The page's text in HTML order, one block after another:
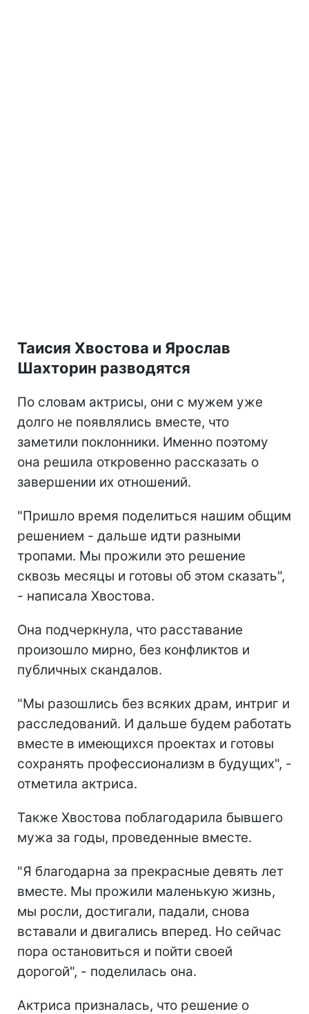
Таисия Хвостова и Ярослав
Шахторин разводятся
По словам актрисы, они с мужем уже
долго не появлялись вместе, что
заметили поклонники. Именно поэтому
она решила откровенно рассказать о
завершении их отношений.
"Пришло время поделиться нашим общим
решением - дальше идти разными
тропами. Мы прожили это решение
сквозь месяцы и готовы об этом сказать",
- написала Хвостова.
Она подчеркнула, что расставание
произошло мирно, без конфликтов и
публичных скандалов.
"Мы разошлись без всяких драм, интриг и
расследований. И дальше будем работать
вместе в имеющихся проектах и готовы
сохранять профессионализм в будущих", -
отметила актриса.
Также Хвостова поблагодарила бывшего
мужа за годы, проведенные вместе.
"Я благодарна за прекрасные девять лет
вместе. Мы прожили маленькую жизнь,
мы росли, достигали, падали, снова
вставали и двигались вперед. Но сейчас
пора остановиться и пойти своей
дорогой", - поделилась она.
Актриса призналась, что решение о